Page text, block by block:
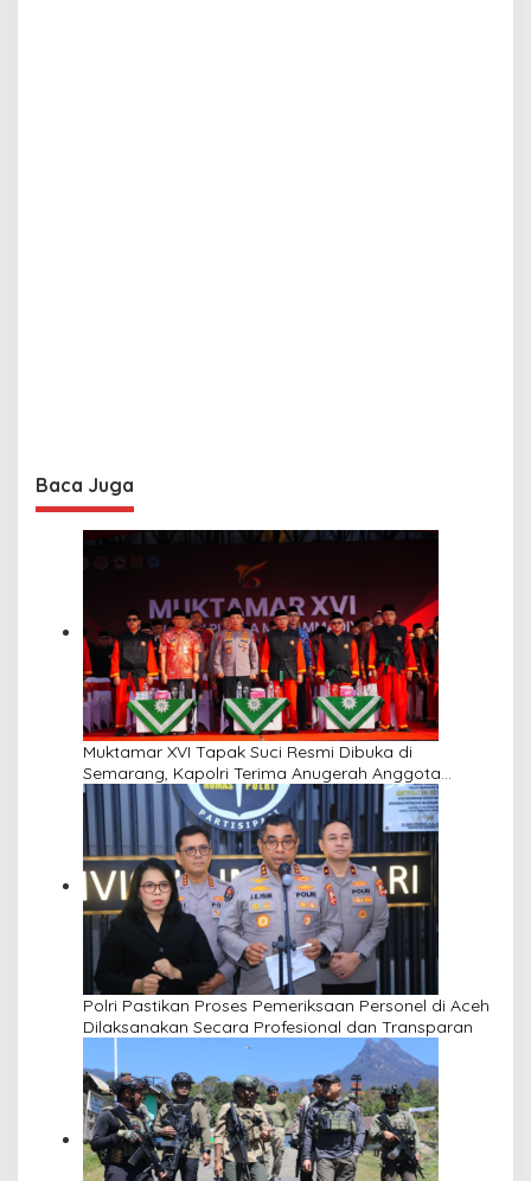
Baca Juga
Muktamar XVI Tapak Suci Resmi Dibuka di
Semarang, Kapolri Terima Anugerah Anggota
Kehormatan
Polri Pastikan Proses Pemeriksaan Personel di Aceh
Dilaksanakan Secara Profesional dan Transparan